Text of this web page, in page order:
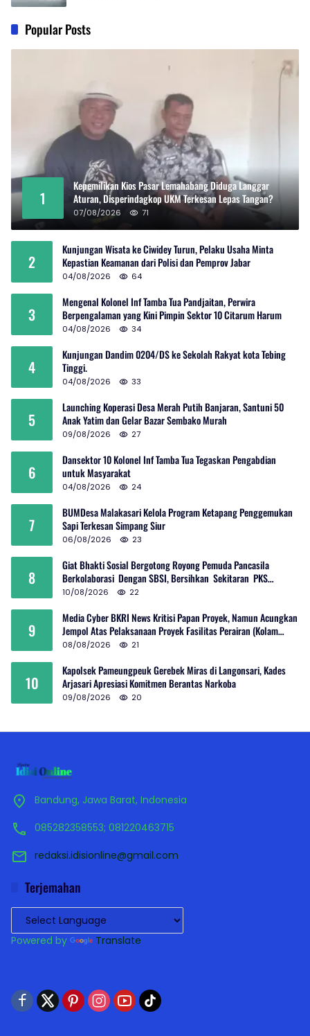
Popular Posts
1
Kepemilikan Kios Pasar Lemahabang Diduga Langgar
Aturan, Disperindagkop UKM Terkesan Lepas Tangan?
07/08/2026 71
2
Kunjungan Wisata ke Ciwidey Turun, Pelaku Usaha Minta
Kepastian Keamanan dari Polisi dan Pemprov Jabar
04/08/2026 64
3
Mengenal Kolonel Inf Tamba Tua Pandjaitan, Perwira
Berpengalaman yang Kini Pimpin Sektor 10 Citarum Harum
04/08/2026 34
4
Kunjungan Dandim 0204/DS ke Sekolah Rakyat kota Tebing
Tinggi.
04/08/2026 33
5
Launching Koperasi Desa Merah Putih Banjaran, Santuni 50
Anak Yatim dan Gelar Bazar Sembako Murah
09/08/2026 27
6
Dansektor 10 Kolonel Inf Tamba Tua Tegaskan Pengabdian
untuk Masyarakat
04/08/2026 24
7
BUMDesa Malakasari Kelola Program Ketapang Penggemukan
Sapi Terkesan Simpang Siur
06/08/2026 23
8
Giat Bhakti Sosial Bergotong Royong Pemuda Pancasila
Berkolaborasi Dengan SBSI, Bersihkan Sekitaran PKS
Rambutan Dan Jalan Umum
10/08/2026 22
9
Media Cyber BKRI News Kritisi Papan Proyek, Namun Acungkan
Jempol Atas Pelaksanaan Proyek Fasilitas Perairan (Kolam
Labuh) PP Jayanti
08/08/2026 21
10
Kapolsek Pameungpeuk Gerebek Miras di Langonsari, Kades
Arjasari Apresiasi Komitmen Berantas Narkoba
09/08/2026 20
Bandung, Jawa Barat, Indonesia
085282358553; 081220463715
redaksi.idisionline@gmail.com
Terjemahan
Powered by Translate